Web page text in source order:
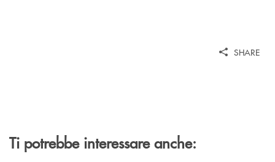
SHARE
Ti potrebbe interessare anche: